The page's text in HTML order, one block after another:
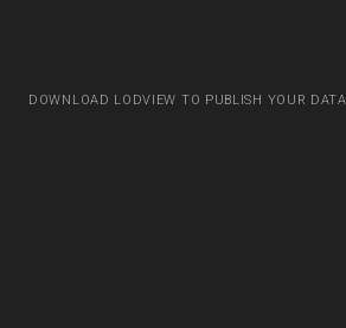
DOWNLOAD LODVIEW TO PUBLISH YOUR DATA